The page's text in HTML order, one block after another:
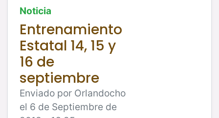
Noticia
Entrenamiento
Estatal 14, 15 y
16 de
septiembre
Enviado por Orlandocho
el 6 de Septiembre de